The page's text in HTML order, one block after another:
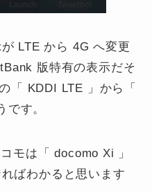
LTE から 4G へ変更
版特有の表示だそ
「 KDDI LTE 」から「
です。
モは「 docomo Xi 」
ばわかると思います